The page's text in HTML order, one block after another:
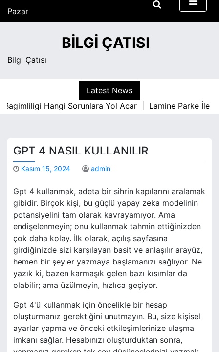
Pazar
Ağustos 9, 2026
BILGI ÇATISI
Bilgi Çatısı
Latest News
Hangi Sorunlara Yol Acar |Lamine Parke İle İc
GPT 4 NASIL KULLANILIR
Kasım 15, 2024 admin
Gpt 4 kullanmak, adeta bir sihrin kapılarını aralamak
gibidir. Birçok kişi, bu güçlü yapay zeka modelinin
potansiyelini tam olarak kavrayamıyor. Ama
endişelenmeyin; onu kullanmak tahmin ettiğinizden
çok daha kolay. İlk olarak, açılış sayfasına
girdiğinizde sizi karşılayan basit ve anlaşılır arayüz,
hemen bir şeyler yazmaya başlamanızı sağlıyor. Ne
yazık ki, bazen karmaşık gelen bazı kısımlar da
olabilir; ama üzülmeyin, hızlıca geçiyor.
Gpt 4'ü kullanmak için öncelikle bir hesap
oluşturmanız gerektiğini unutmayın. Bu, size kişisel
ayarlar yapma ve önceki etkileşimlerinize ulaşma
imkanı sağlar. Hesabınızı oluşturduktan sonra,